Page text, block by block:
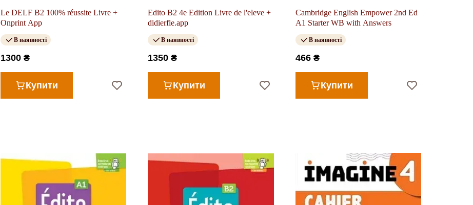
Le DELF B2 100% réussite Livre +
Onprint App
В наявності
1300 ₴
Купити
Edito B2 4e Edition Livre de l'eleve +
didierfle.app
В наявності
1350 ₴
Купити
Cambridge English Empower 2nd Ed
A1 Starter WB with Answers
В наявності
466 ₴
Купити